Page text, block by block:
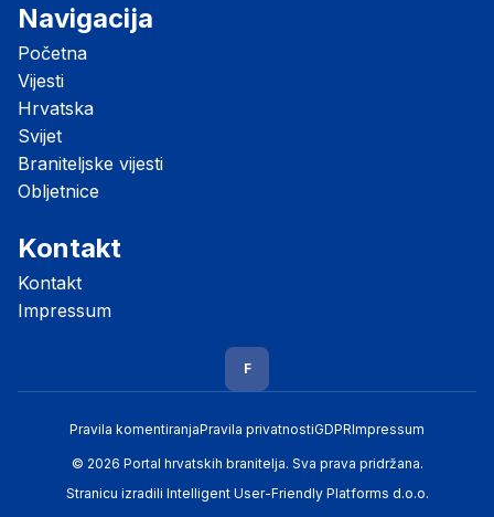
Navigacija
Početna
Vijesti
Hrvatska
Svijet
Braniteljske vijesti
Obljetnice
Kontakt
Kontakt
Impressum
F
Pravila komentiranjaPravila privatnostiGDPRImpressum
© 2026 Portal hrvatskih branitelja. Sva prava pridržana.
Stranicu izradili Intelligent User-Friendly Platforms d.o.o.